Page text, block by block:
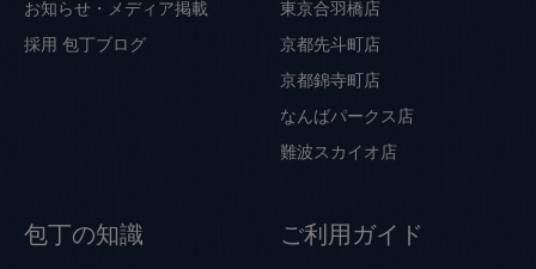
お知らせ・メディア掲載
採用 包丁ブログ
東京合羽橋店
京都先斗町店
京都錦寺町店
なんばパークス店
難波スカイオ店
包丁の知識 ご利用ガイド